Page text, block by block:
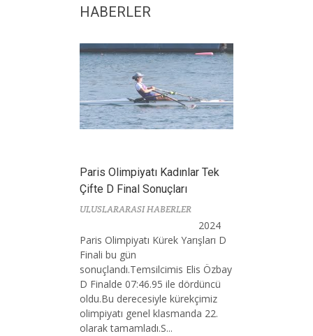
HABERLER
Paris Olimpiyatı Kadınlar Tek
Çifte D Final Sonuçları
ULUSLARARASI HABERLER
2024
Paris Olimpiyatı Kürek Yarışları D
Finali bu gün
sonuçlandı.Temsilcimis Elis Özbay
D Finalde 07:46.95 ile dördüncü
oldu.Bu derecesiyle kürekçimiz
olimpiyatı genel klasmanda 22.
olarak tamamladı.S...